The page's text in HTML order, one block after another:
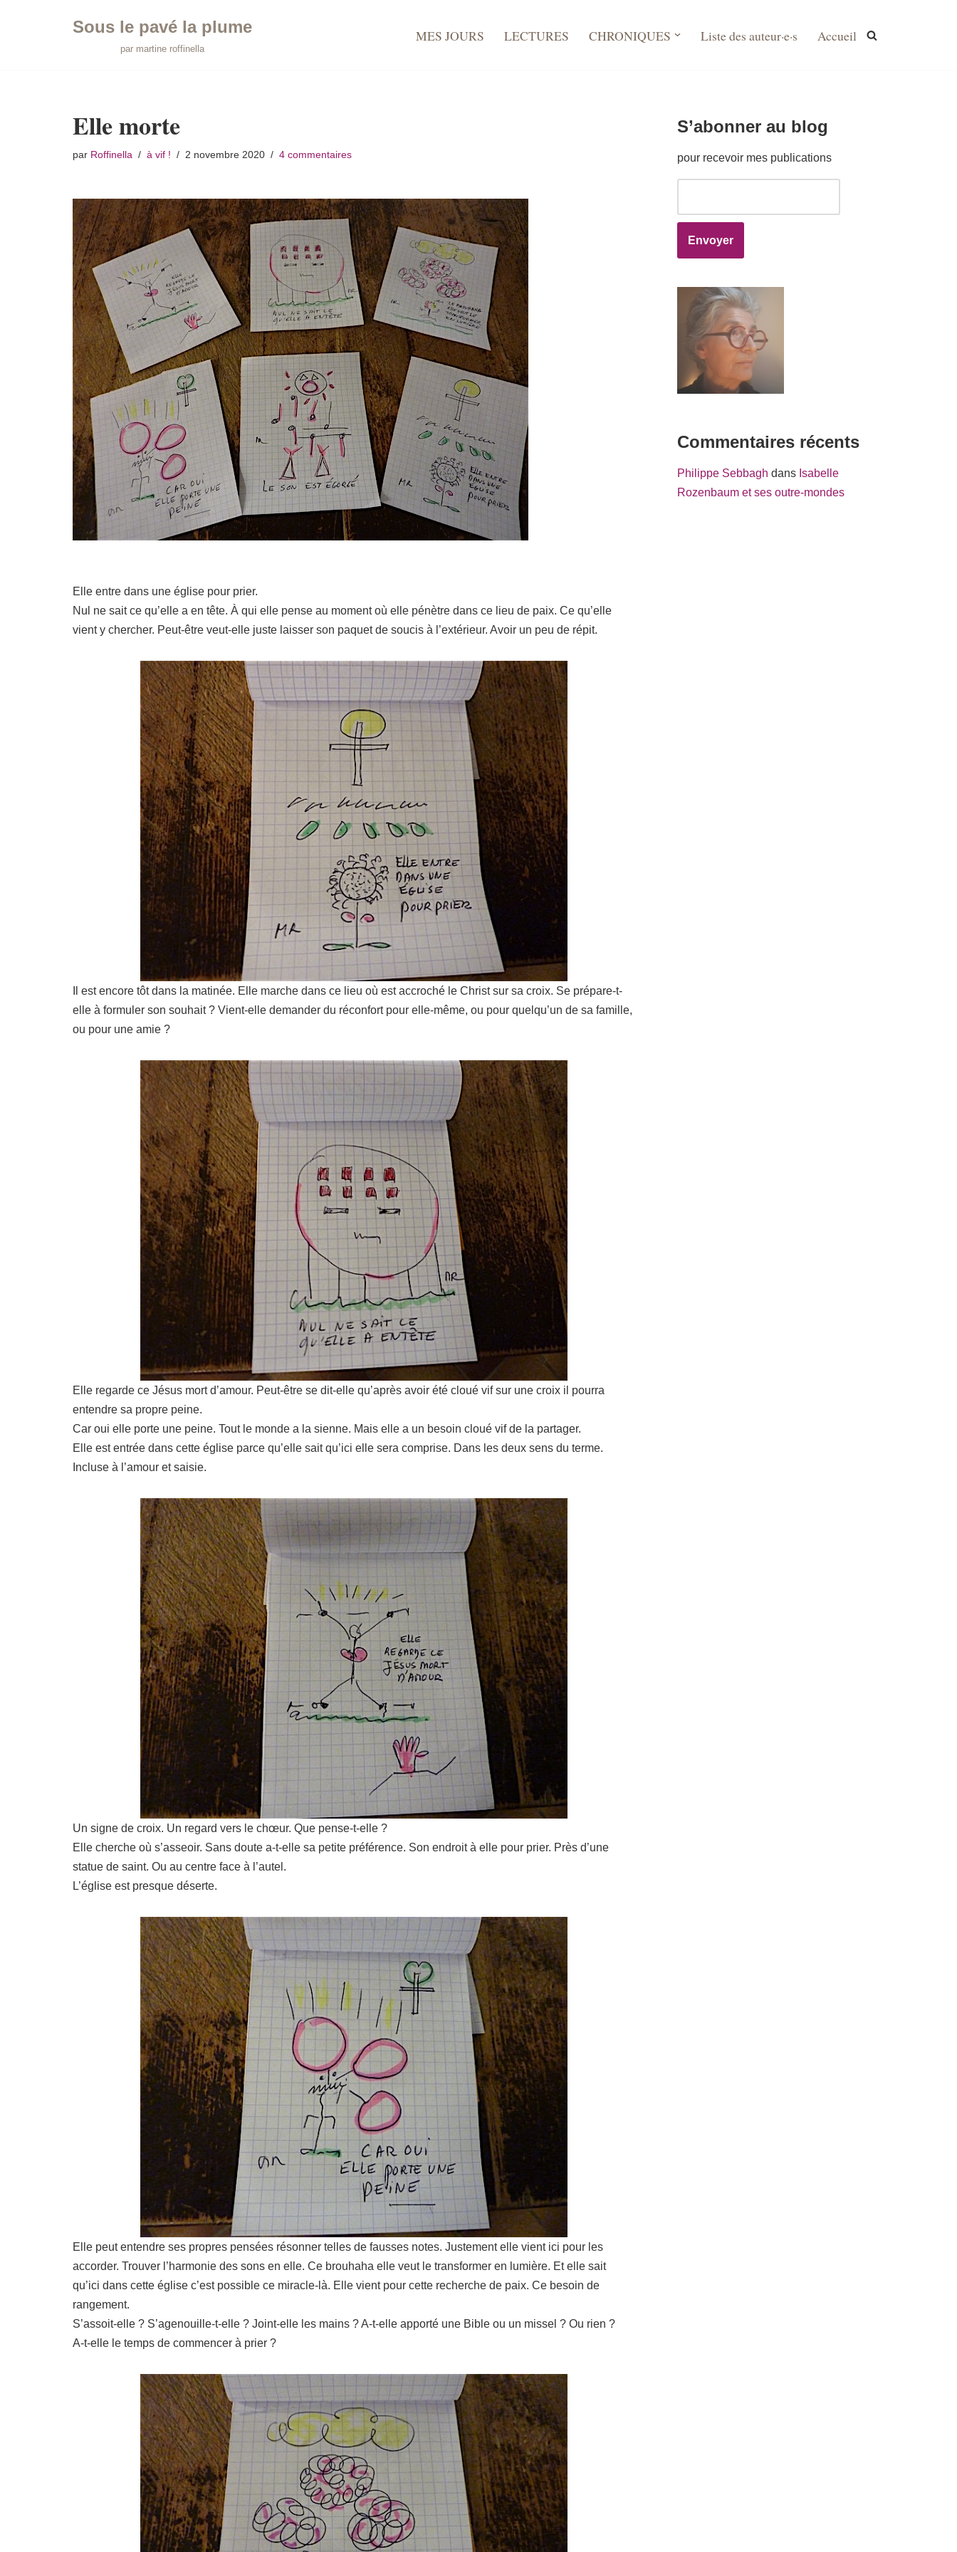
Sous le pavé la plume
par martine roffinella
MES JOURS LECTURES CHRONIQUES Liste des auteur·e·s Accueil
Elle morte
par Roffinella à vif ! 2 novembre 2020 4 commentaires
Elle entre dans une église pour prier.
Nul ne sait ce qu’elle a en tête. À qui elle pense au moment où elle pénètre dans ce lieu de paix. Ce qu’elle
vient y chercher. Peut-être veut-elle juste laisser son paquet de soucis à l’extérieur. Avoir un peu de répit.
Il est encore tôt dans la matinée. Elle marche dans ce lieu où est accroché le Christ sur sa croix. Se prépare-t-
elle à formuler son souhait ? Vient-elle demander du réconfort pour elle-même, ou pour quelqu’un de sa famille,
ou pour une amie ?
Elle regarde ce Jésus mort d’amour. Peut-être se dit-elle qu’après avoir été cloué vif sur une croix il pourra
entendre sa propre peine.
Car oui elle porte une peine. Tout le monde a la sienne. Mais elle a un besoin cloué vif de la partager.
Elle est entrée dans cette église parce qu’elle sait qu’ici elle sera comprise. Dans les deux sens du terme.
Incluse à l’amour et saisie.
Un signe de croix. Un regard vers le chœur. Que pense-t-elle ?
Elle cherche où s’asseoir. Sans doute a-t-elle sa petite préférence. Son endroit à elle pour prier. Près d’une
statue de saint. Ou au centre face à l’autel.
L’église est presque déserte.
Elle peut entendre ses propres pensées résonner telles de fausses notes. Justement elle vient ici pour les
accorder. Trouver l’harmonie des sons en elle. Ce brouhaha elle veut le transformer en lumière. Et elle sait
qu’ici dans cette église c’est possible ce miracle-là. Elle vient pour cette recherche de paix. Ce besoin de
rangement.
S’assoit-elle ? S’agenouille-t-elle ? Joint-elle les mains ? A-t-elle apporté une Bible ou un missel ? Ou rien ?
A-t-elle le temps de commencer à prier ?
S’abonner au blog
pour recevoir mes publications
Commentaires récents
Philippe Sebbagh dans Isabelle
Rozenbaum et ses outre-mondes